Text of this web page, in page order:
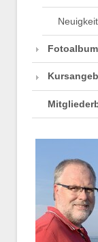
Fotoalbum